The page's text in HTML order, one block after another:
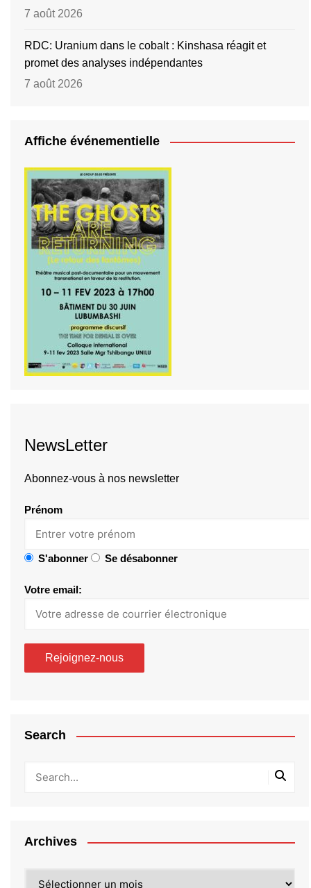
7 août 2026
RDC: Uranium dans le cobalt : Kinshasa réagit et
promet des analyses indépendantes
7 août 2026
Affiche événementielle
NewsLetter
Abonnez-vous à nos newsletter
Prénom
S'abonner Se désabonner
Votre email:
Search
Archives